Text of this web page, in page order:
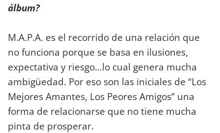
álbum?
M.A.P.A. es el recorrido de una relación que
no funciona porque se basa en ilusiones,
expectativa y riesgo…lo cual genera mucha
ambigüedad. Por eso son las iniciales de “Los
Mejores Amantes, Los Peores Amigos” una
forma de relacionarse que no tiene mucha
pinta de prosperar.